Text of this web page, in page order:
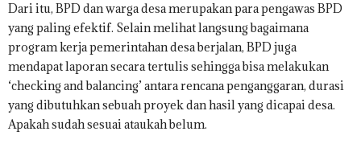
Dari itu, BPD dan warga desa merupakan para pengawas BPD
yang paling efektif. Selain melihat langsung bagaimana
program kerja pemerintahan desa berjalan, BPD juga
mendapat laporan secara tertulis sehingga bisa melakukan
‘checking and balancing’ antara rencana penganggaran, durasi
yang dibutuhkan sebuah proyek dan hasil yang dicapai desa.
Apakah sudah sesuai ataukah belum.